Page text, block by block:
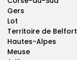
Gers
Lot
Territoire de Belfort
Hautes-Alpes
Meuse